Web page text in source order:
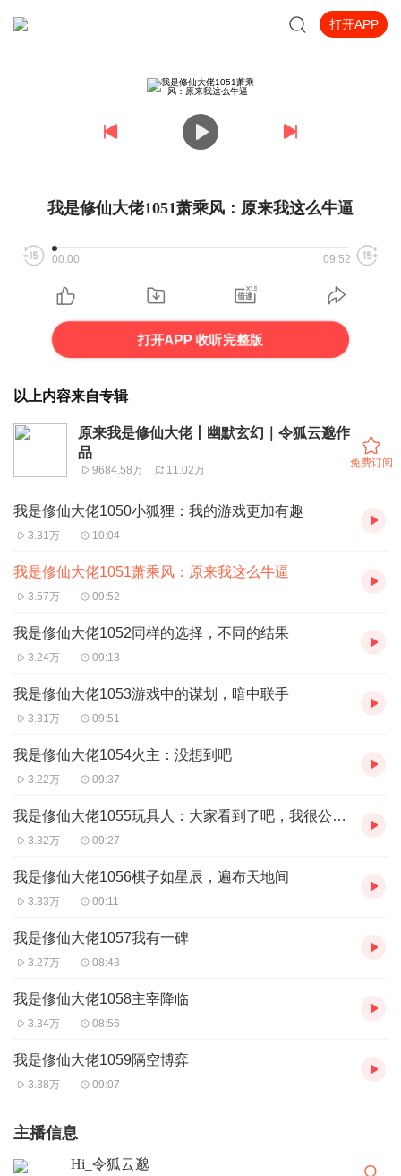
打开APP
我是修仙大佬1051萧乘风：原来我这么牛逼
00:00 09:52
打开APP 收听完整版
以上内容来自专辑
原来我是修仙大佬丨幽默玄幻｜令狐云邈作
品
9684.58万 11.02万
免费订阅
我是修仙大佬1050小狐狸：我的游戏更加有趣
3.31万 10:04
我是修仙大佬1051萧乘风：原来我这么牛逼
3.57万 09:52
我是修仙大佬1052同样的选择，不同的结果
3.24万 09:13
我是修仙大佬1053游戏中的谋划，暗中联手
3.31万 09:51
我是修仙大佬1054火主：没想到吧
3.22万 09:37
我是修仙大佬1055玩具人：大家看到了吧，我很公平公正
3.32万 09:27
我是修仙大佬1056棋子如星辰，遍布天地间
3.33万 09:11
我是修仙大佬1057我有一碑
3.27万 08:43
我是修仙大佬1058主宰降临
3.34万 08:56
我是修仙大佬1059隔空博弈
3.38万 09:07
主播信息
Hi_令狐云邈